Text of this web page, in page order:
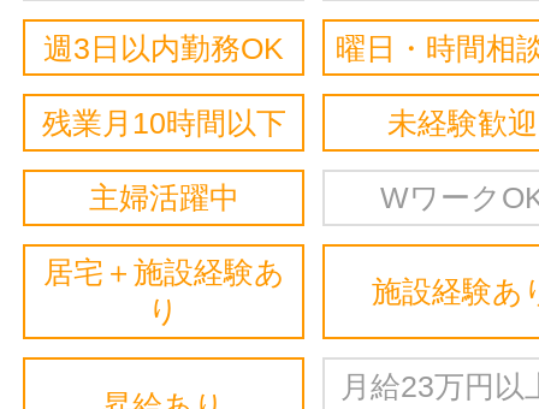
週3日以内勤務OK 曜日・時間相
残業月10時間以下 未経験歓迎
主婦活躍中 Wワーク
居宅＋施設経験あ
り
施設経験あ
月給23万円以